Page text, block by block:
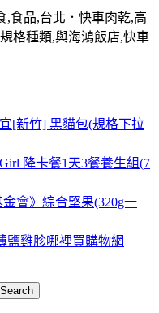
,食品,台北．快車肉乾,高
格種類,與海鴻飯店,快車
[新竹] 黑貓包(規格下拉
降卡餐1天3餐養生組(7
會》綜合堅果(320g一
鹽雞胗哪裡買購物網